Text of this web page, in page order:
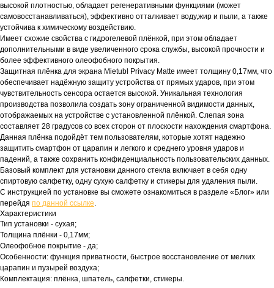
высокой плотностью, обладает регенеративными функциями (может
самовосстанавливаться), эффективно отталкивает воду,жир и пыли, а также
устойчива к химическому воздействию.
Имеет схожие свойства с гидрогелевой плёнкой, при этом обладает
дополнительными в виде увеличенного срока службы, высокой прочности и
более эффективного олеофобного покрытия.
Защитная плёнка для экрана Mietubl Privacy Matte имеет толщину 0,17мм, что
обеспечивает надёжную защиту устройства от прямых ударов, при этом
чувствительность сенсора остается высокой. Уникальная технология
производства позволила создать зону ограниченной видимости данных,
отображаемых на устройстве с установленной плёнкой. Слепая зона
составляет 28 градусов со всех сторон от плоскости нахождения смартфона.
Данная плёнка подойдёт тем пользователям, которые хотят надежно
защитить смартфон от царапин и легкого и среднего уровня ударов и
падений, а также сохранить конфиденциальность пользовательских данных.
Базовый комплект для установки данного стекла включает в себя одну
спиртовую салфетку, одну сухую салфетку и стикеры для удаления пыли.
С инструкцией по установке вы сможете ознакомиться в разделе «Блог» или
перейдя по данной ссылке.
Характеристики
Тип установки - сухая;
Толщина плёнки - 0,17мм;
Олеофобное покрытие - да;
Особенности: функция приватности, быстрое восстановление от мелких
царапин и пузырей воздуха;
Комплектация: плёнка, шпатель, салфетки, стикеры.